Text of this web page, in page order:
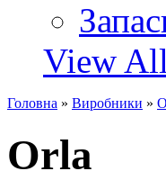
View
Головна » Виробники »
Orla